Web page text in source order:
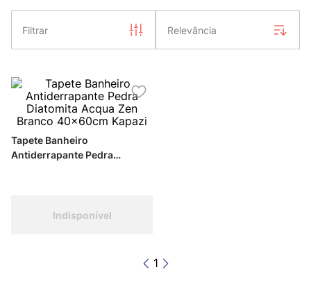
Filtrar Relevância
Tapete Banheiro
Antiderrapante Pedra
Indisponível
1